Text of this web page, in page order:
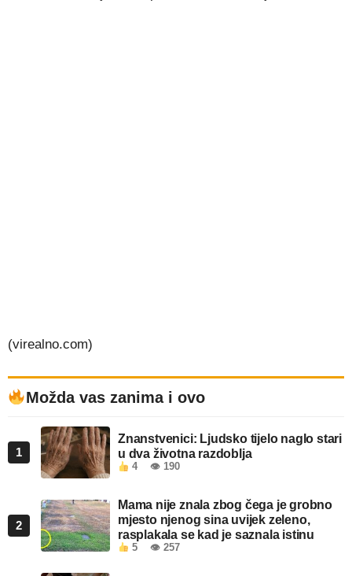
(virealno.com)
Možda vas zanima i ovo
1
Znanstvenici: Ljudsko tijelo naglo stari
u dva životna razdoblja
4 👁 190
2
Mama nije znala zbog čega je grobno
mjesto njenog sina uvijek zeleno,
rasplakala se kad je saznala istinu
5 👁 257